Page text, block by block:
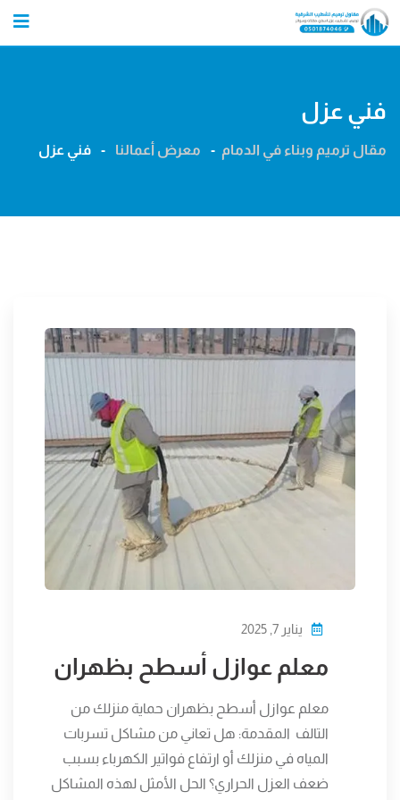
Skip
فني عزل
مقال ترميم وبناء في الدمام - معرض أعمالنا - فني عزل
يناير 7, 2025
معلم عوازل أسطح بظهران
معلم عوازل أسطح بظهران حماية منزلك من
التالف المقدمة: هل تعاني من مشاكل تسربات
المياه في منزلك أو ارتفاع فواتير الكهرباء بسبب
ضعف العزل الحراري؟ الحل الأمثل لهذه المشاكل